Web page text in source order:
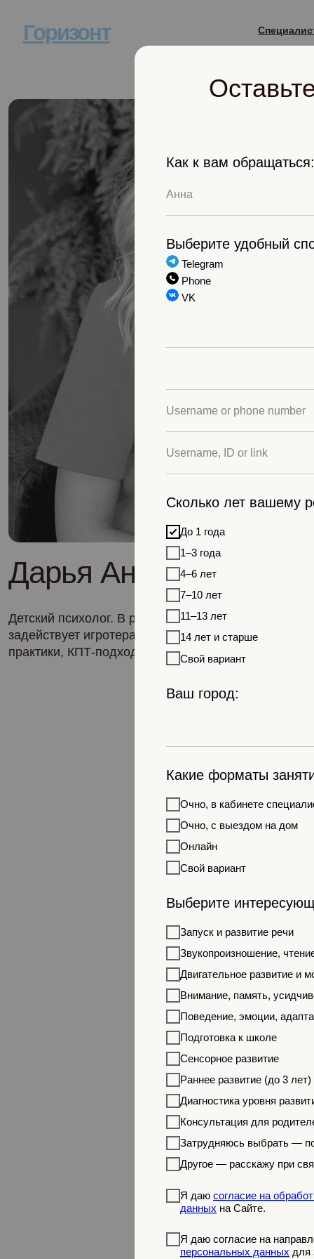
Горизонт
Как к вам обращаться:
Выберите удобный
Telegram
Phone
VK
Сколько лет вашему
До 1 года
1–3 года
4–6 лет
7–10 лет
11–13 лет
14 лет и старше
Свой вариант
Ваш город:
Какие форматы
Очно, в кабинете
Очно, с выездом на дом
Онлайн
Свой вариант
Выберите
Запуск и развитие речи
Звукопроизношение,
Двигательное развитие и
Внимание, память,
Поведение, эмоции,
Подготовка к школе
Сенсорное развитие
Раннее развитие (до 3 лет)
Диагностика уровня
Консультация для
Затрудняюсь выбрать —
Другое — расскажу при
Я даю согласие на
данных на Сайте.
Я даю согласие на
персональных данных для
Детский психолог. В работе специалист
задействует игротерапию, дыхательные
практики, КПТ-подход
Дарья Анцупова